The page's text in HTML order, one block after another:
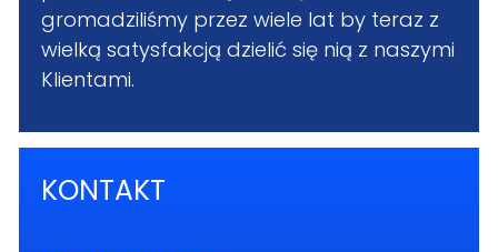
gromadziliśmy przez wiele lat by teraz z
wielką satysfakcją dzielić się nią z naszymi
Klientami.
KONTAKT